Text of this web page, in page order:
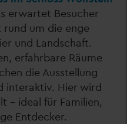
erwartet Besucher
um die enge
und Landschaft.
erfahrbare Räume
die Ausstellung
interaktiv. Hier wird
– ideal für Familien,
Entdecker.